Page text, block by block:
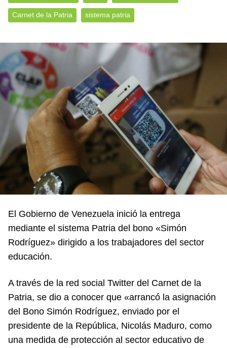
Carnet de la Patria sistema patria
El Gobierno de Venezuela inició la entrega
mediante el sistema Patria del bono «Simón
Rodríguez» dirigido a los trabajadores del sector
educación.
A través de la red social Twitter del Carnet de la
Patria, se dio a conocer que «arrancó la asignación
del Bono Simón Rodríguez, enviado por el
presidente de la República, Nicolás Maduro, como
una medida de protección al sector educativo de